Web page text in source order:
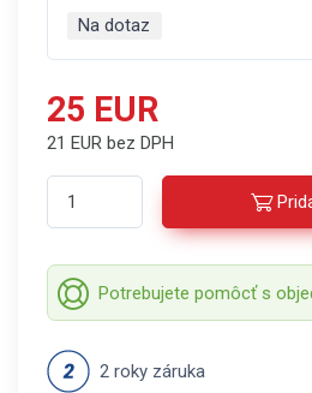
Na dotaz
25 EUR
21 EUR bez DPH
Potrebujete pomôcť s
2 roky záruka